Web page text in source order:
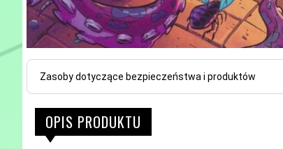
Zasoby dotyczące bezpieczeństwa i produktów
OPIS PRODUKTU